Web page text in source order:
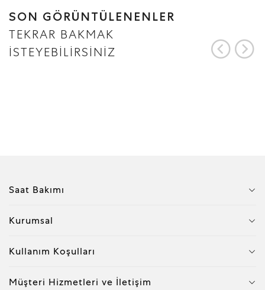
SON GÖRÜNTÜLENENLER
TEKRAR BAKMAK
İSTEYEBİLİRSİNİZ
Saat Bakımı
Kurumsal
Kullanım Koşulları
Müşteri Hizmetleri ve İletişim